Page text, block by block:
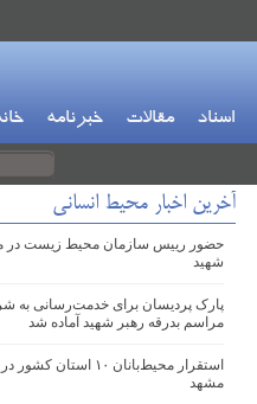
اسناد مقالات خبرنامه
آخرین اخبار محیط انسانی
حضور رییس سازمان محیط‌ زیست در
شهید
پارک پردیسان برای خدمت‌رسانی به
مراسم بدرقه رهبر شهید آماده شد
استقرار محیط‌بانان ۱۰
مشهد